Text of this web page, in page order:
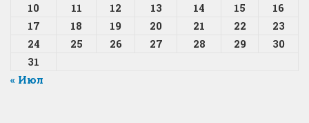
10
11 12 13 14 15
16
17
18 19 20 21 22
23
24
25 26 27 28 29
30
31
« Июл